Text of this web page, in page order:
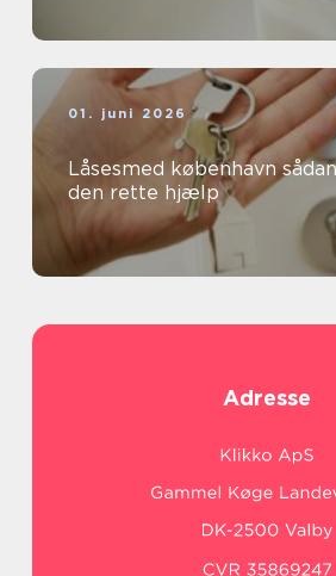
01. juni 2026
Låsesmed københavn sådan vælger du
den rette hjælp
Adresse